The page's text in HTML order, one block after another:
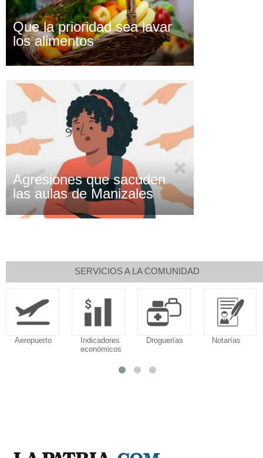
Que la prioridad sea lavar
los alimentos
Agresiones que sacuden
las aulas de Manizales
SERVICIOS A LA COMUNIDAD
Aeropuerto
Indicadores
económicos
Droguerías Notarías